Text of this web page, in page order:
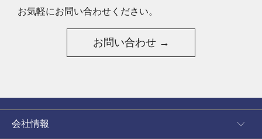
お気軽にお問い合わせください。
お問い合わせ →
会社情報